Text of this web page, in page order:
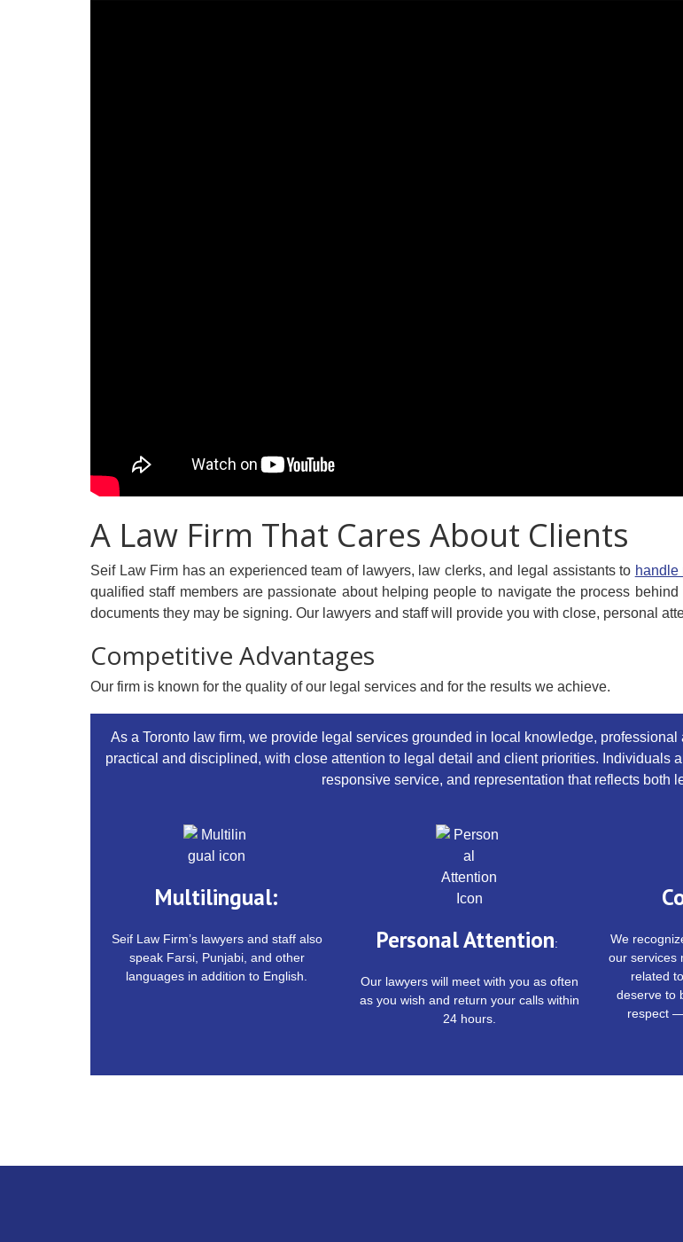
A Law Firm That Cares About Clients
Seif Law Firm has an experienced team of lawyers, law clerks, and legal assistants to handle
qualified staff members are passionate about helping people to navigate the process
documents they may be signing. Our lawyers and staff will provide you with close, personal
Competitive Advantages
Our firm is known for the quality of our legal services and for the results we achieve.
As a Toronto law firm, we provide legal services grounded in local knowledge,
practical and disciplined, with close attention to legal detail and client priorities. Individuals
responsive service, and representation that reflects both
Multilingual:
Seif Law Firm’s lawyers and staff also
speak Farsi, Punjabi, and other
languages in addition to English.
Personal Attention:
Our lawyers will meet with you as often
as you wish and return your calls within
24 hours.
We
our services
related
deserve to
respect